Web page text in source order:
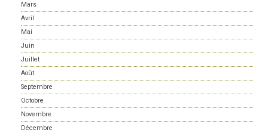
Mars
Avril
Mai
Juin
Juillet
Août
Septembre
Octobre
Novembre
Décembre